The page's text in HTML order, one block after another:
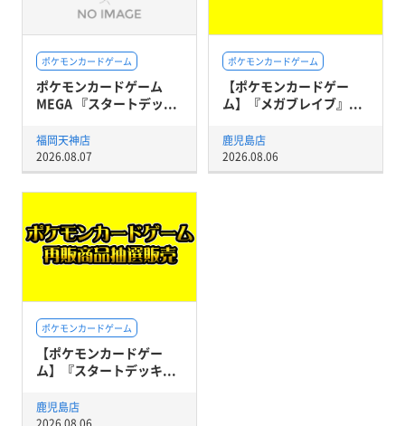
ポケモンカードゲーム
ポケモンカードゲーム
MEGA 『スタートデッ...
福岡天神店
2026.08.07
ポケモンカードゲーム
【ポケモンカードゲー
ム】『メガブレイブ』...
鹿児島店
2026.08.06
ポケモンカードゲーム
【ポケモンカードゲー
ム】『スタートデッキ...
鹿児島店